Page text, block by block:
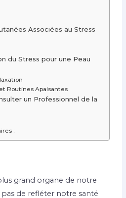
Associées au Stress
du Stress pour une Peau
Routines Apaisantes
un Professionnel de la
:
grand organe de notre
de refléter notre santé